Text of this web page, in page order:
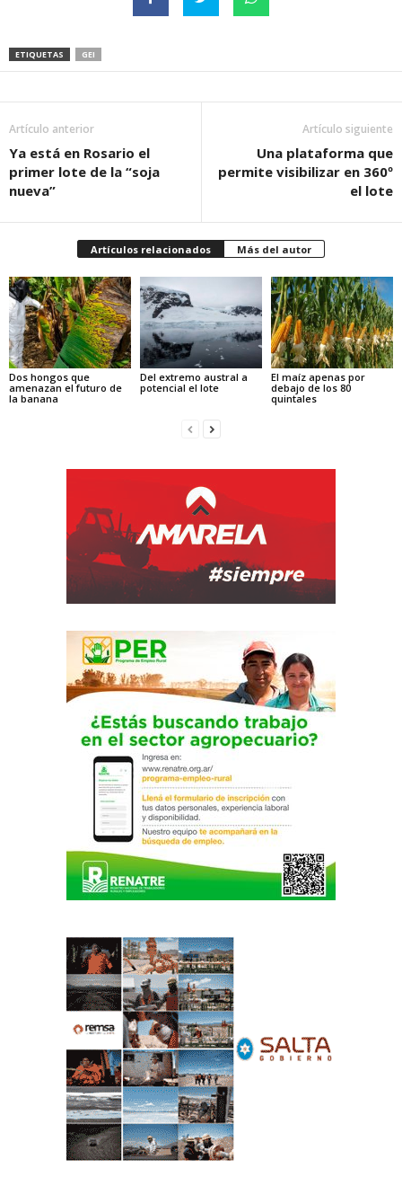
ETIQUETAS GEI
Artículo anterior
Ya está en Rosario el
primer lote de la “soja
nueva”
Artículo siguiente
Una plataforma que
permite visibilizar en 360º
el lote
Artículos relacionados Más del autor
Dos hongos que
amenazan el futuro de
la banana
Del extremo austral a
potencial el lote
El maíz apenas por
debajo de los 80
quintales